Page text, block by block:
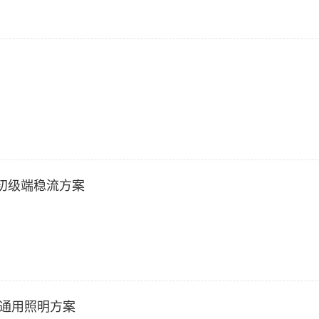
级端稳流方案
用照明方案